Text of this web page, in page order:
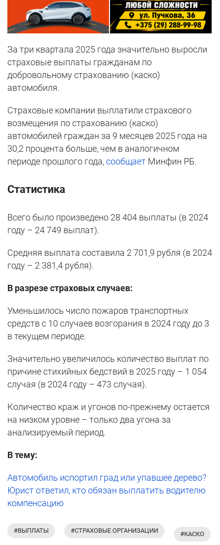
За три квартала 2025 года значительно выросли
страховые выплаты гражданам по
добровольному страхованию (каско)
автомобиля.
Страховые компании выплатили страхового
возмещения по страхованию (каско)
автомобилей граждан за 9 месяцев 2025 года на
30,2 процента больше, чем в аналогичном
периоде прошлого года,сообщает Минфин РБ.
Статистика
Всего было произведено 28 404 выплаты (в 2024
году – 24 749 выплат).
Средняя выплата составила 2 701,9 рубля (в 2024
году – 2 381,4 рубля).
В разрезе страховых случаев:
Уменьшилось число пожаров транспортных
средств с 10 случаев возгорания в 2024 году до 3
в текущем периоде.
Значительно увеличилось количество выплат по
причине стихийных бедствий в 2025 году – 1 054
случая (в 2024 году – 473 случая).
Количество краж и угонов по-прежнему остается
на низком уровне – только два угона за
анализируемый период.
В тему:
Автомобиль испортил град или упавшее дерево?
Юрист ответил, кто обязан выплатить водителю
компенсацию
#ВЫПЛАТЫ #СТРАХОВЫЕ ОРГАНИЗАЦИИ #КАСКО